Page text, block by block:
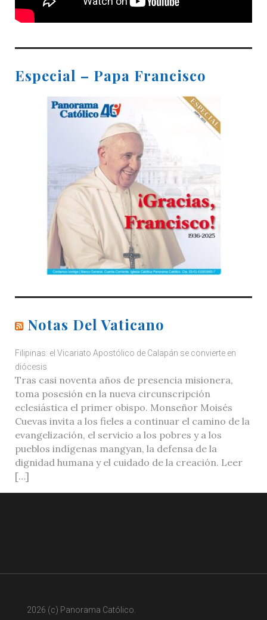
Especial – Papa Francisco
Notas Del Vaticano
Filipinas: el Vicariato Apostólico de Calapán se convierte en
diócesis
Tras casi noventa años de presencia misionera,
toma posesión en la nueva circunscripción
eclesiástica el primer obispo. Monseñor Moisés
Cuevas invita a los fieles a continuar el camino de la
evangelización, el servicio a los pobres y a los
pueblos indígenas mangyan, la defensa de la
dignidad humana y el cuidado de la creación. Leer
[…]
2026 (c) Panorama Católico.